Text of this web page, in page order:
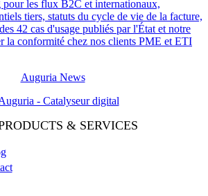
pour les flux B2C et internationaux,
tiers, statuts du cycle de vie de la facture,
42 cas d'usage publiés par l'État et notre
la conformité chez nos clients PME et ETI
Auguria News
& SERVICES